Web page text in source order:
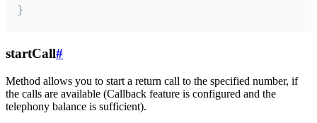
}
startCall#
Method allows you to start a return call to the specified number, if
the calls are available (Callback feature is configured and the
telephony balance is sufficient).